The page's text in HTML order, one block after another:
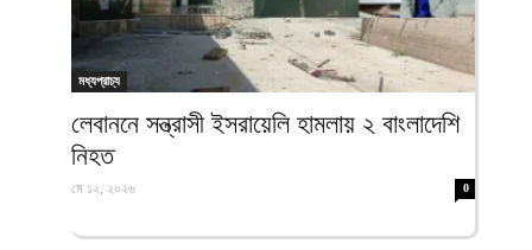
মধ্যপ্রাচ্য
লেবাননে সন্ত্রাসী ইসরায়েলি হামলায় ২ বাংলাদেশি
নিহত
মে ১২, ২০২৬ 0